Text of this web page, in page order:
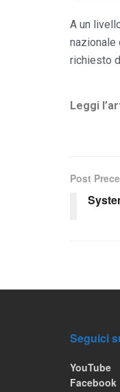
A un
nazionale
richiesto
Leggi
Post
Seguici
YouTube
Facebook